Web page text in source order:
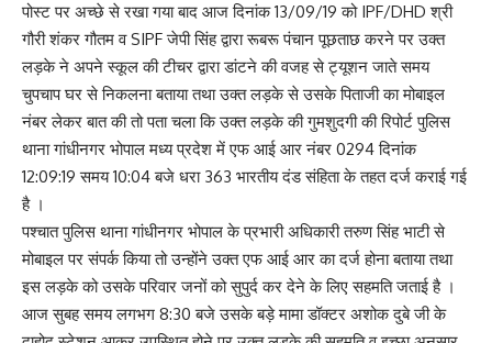
पोस्ट पर अच्छे से रखा गया बाद आज दिनांक 13/09/19 को IPF/DHD श्री
गौरी शंकर गौतम व SIPF जेपी सिंह द्वारा रूबरू पंचान पूछताछ करने पर उक्त
लड़के ने अपने स्कूल की टीचर द्वारा डांटने की वजह से ट्यूशन जाते समय
चुपचाप घर से निकलना बताया तथा उक्त लड़के से उसके पिताजी का मोबाइल
नंबर लेकर बात की तो पता चला कि उक्त लड़के की गुमशुदगी की रिपोर्ट पुलिस
थाना गांधीनगर भोपाल मध्य प्रदेश में एफ आई आर नंबर 0294 दिनांक
12:09:19 समय 10:04 बजे धरा 363 भारतीय दंड संहिता के तहत दर्ज कराई गई
है ।
पश्चात पुलिस थाना गांधीनगर भोपाल के प्रभारी अधिकारी तरुण सिंह भाटी से
मोबाइल पर संपर्क किया तो उन्होंने उक्त एफ आई आर का दर्ज होना बताया तथा
इस लड़के को उसके परिवार जनों को सुपुर्द कर देने के लिए सहमति जताई है ।
आज सुबह समय लगभग 8:30 बजे उसके बड़े मामा डॉक्टर अशोक दुबे जी के